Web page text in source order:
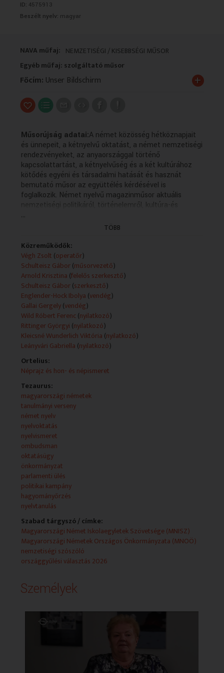
ID: 4575913
Beszélt nyelv: magyar
NAVA műfaj: NEMZETISÉGI / KISEBBSÉGI MŰSOR
Egyéb műfaj: szolgáltató műsor
Főcím: Unser Bildschirm +
Műsorújság adatai:A német közösség hétköznapjait
és ünnepeit, a kétnyelvű oktatást, a német nemzetiségi
rendezvényeket, az anyaországgal történő
kapcsolattartást, a kétnyelvűség és a két kultúrához
kötődés egyéni és társadalmi hatását és hasznát
bemutató műsor az együttélés kérdésével is
foglalkozik. Német nyelvű magazinműsor aktuális
nemzetiségi politikáról, történelemről, kultúra-és
hagyományápolásról, az identitás megőrzéséről a
magyarországi német nemzetiség életéből.
Német nyelvű nemzetiségi magazin.
Technikai leírás:
A műsorszolgáltatói információk forrása a műsor
hivatalos weboldala és a videó.
Műsorszolgáltatói ismertető:
- Az alakuló üléssel új szakaszába lépett a parlamenti
munka, ami a magyarországi nemzetiségi politika
vonatkozásában is fontos változásokat hoz magával.
Milyen új struktúrák jönnek létre, milyen kihívások előtt
állunk, mely elvárások jellemzik majd az elkövetkező
- A Pécsi Belvárosi Általános Iskola harmadik
alkalommal rendezte meg a Magyarországi Német
Iskolaegyletek Szövetsége által szervezett német
nyelvi versenyt az 5. és 6. osztályos tanulók részére. A
következő percekben a verseny országos döntőjére
látogatunk el.
Német nyelvű magazinműsor nemzetiségi politikáról,
érdekességekkel, rendezvényekről történő
beszámolókkal, portrékkal, kisfilmekkel a német
nemzetiség életéből.
...
TÖBB
Közreműködők:
Végh Zsolt (operatőr)
Schulteisz Gábor(műsorvezető)
Arnold Krisztina (felelős szerkesztő)
Schulteisz Gábor(szerkesztő)
Englender-Hock Ibolya (vendég)
Gallai Gergely(vendég)
Wild Róbert Ferenc(nyilatkozó)
Rittinger Györgyi (nyilatkozó)
Kleicsné Wunderlich Viktória (nyilatkozó)
Leányvári Gabriella (nyilatkozó)
Ortelius:
Néprajz és hon- és népismeret
Tezaurus:
magyarországi németek
tanulmányi verseny
német nyelv
nyelvoktatás
nyelvismeret
ombudsman
oktatásügy
önkormányzat
parlamenti ülés
politikai kampány
hagyományőrzés
nyelvtanulás
Szabad tárgyszó / címke:
Magyarországi Német Iskolaegyletek Szövetsége (MNISZ)
Magyarországi Németek Országos Önkormányzata (MNOÖ)
nemzetiségi szószóló
országgyűlési választás 2026
Személyek